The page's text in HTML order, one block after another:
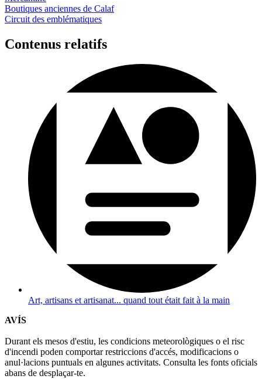
Boutiques anciennes de Calaf
Circuit des emblématiques
Contenus relatifs
Art, artisans et artisanat... quand tout était fait à la main
AVÍS
Durant els mesos d'estiu, les condicions meteorològiques o el risc
d'incendi poden comportar restriccions d'accés, modificacions o
anul·lacions puntuals en algunes activitats. Consulta les fonts oficials
abans de desplaçar-te.